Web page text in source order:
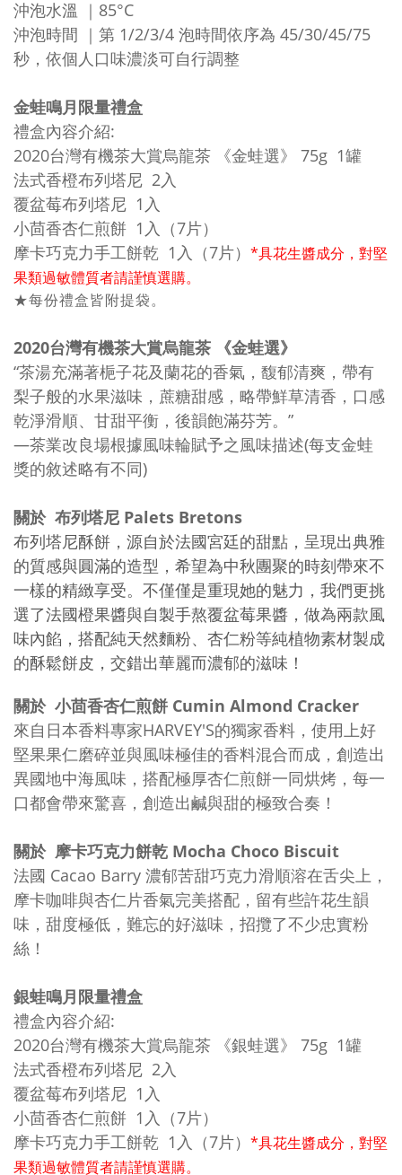
沖泡水溫 ｜85°C
沖泡時間 ｜第 1/2/3/4 泡時間依序為 45/30/45/75
秒，依個人口味濃淡可自行調整
金蛙鳴月限量禮盒
禮盒內容介紹:
2020台灣有機茶大賞烏龍茶 《金蛙選》 75g 1罐
法式香橙布列塔尼 2入
覆盆莓布列塔尼 1入
小茴香杏仁煎餅 1入（7片）
摩卡巧克力手工餅乾 1入（7片） *具花生醬成分，對堅
果類過敏體質者請謹慎選購。
★每份禮盒皆附提袋。
2020台灣有機茶大賞烏龍茶 《金蛙選》
“茶湯充滿著梔子花及蘭花的香氣，馥郁清爽，帶有
梨子般的水果滋味，蔗糖甜感，略帶鮮草清香，口感
乾淨滑順、甘甜平衡，後韻飽滿芬芳。”
—茶業改良場根據風味輪賦予之風味描述(每支金蛙
獎的敘述略有不同)
關於 布列塔尼 Palets Bretons
布列塔尼酥餅，源自於法國宮廷的甜點，呈現出典雅
的質感與圓滿的造型，希望為中秋團聚的時刻帶來不
一樣的精緻享受。不僅僅是重現她的魅力，我們更挑
選了法國橙果醬與自製手熬覆盆莓果醬，做為兩款風
味內餡，搭配純天然麵粉、杏仁粉等純植物素材製成
的酥鬆餅皮，交錯出華麗而濃郁的滋味！
關於 小茴香杏仁煎餅 Cumin Almond Cracker
來自日本香料專家HARVEY'S的獨家香料，使用上好
堅果果仁磨碎並與風味極佳的香料混合而成，創造出
異國地中海風味，搭配極厚杏仁煎餅一同烘烤，每一
口都會帶來驚喜，創造出鹹與甜的極致合奏！
關於 摩卡巧克力餅乾 Mocha Choco Biscuit
法國 Cacao Barry 濃郁苦甜巧克力滑順溶在舌尖上，
摩卡咖啡與杏仁片香氣完美搭配，留有些許花生韻
味，甜度極低，難忘的好滋味，招攬了不少忠實粉
絲！
銀蛙鳴月限量禮盒
禮盒內容介紹:
2020台灣有機茶大賞烏龍茶 《銀蛙選》 75g 1罐
法式香橙布列塔尼 2入
覆盆莓布列塔尼 1入
小茴香杏仁煎餅 1入（7片）
摩卡巧克力手工餅乾 1入（7片） *具花生醬成分，對堅
果類過敏體質者請謹慎選購。